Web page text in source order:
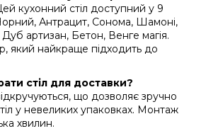
кухонний стіл доступний у 9
Антрацит, Сонома, Шамоні,
артизан, Бетон, Венге магія.
який найкраще підходить до
стіл для доставки?
що дозволяє зручно
у невеликих упаковках. Монтаж
хвилин.